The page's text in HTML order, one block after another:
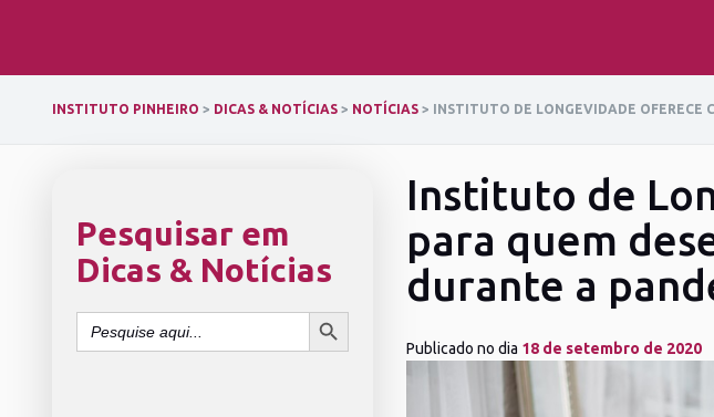
INSTITUTO PINHEIRO > DICAS & NOTÍCIAS > NOTÍCIAS > INSTITUTO DE LONGEVIDADE OFERECE
Pesquisar em
Dicas & Notícias
Search
for:
SEARCH BUTTON
Instituto de
para quem
durante a
Publicado no dia 18 de setembro de 2020